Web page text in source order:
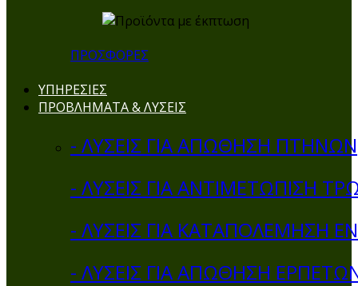
ΠΡΟΣΦΟΡΕΣ
ΥΠΗΡΕΣΙΕΣ
ΠΡΟΒΛΗΜΑΤΑ & ΛΥΣΕΙΣ
- ΛΥΣΕΙΣ ΓΙΑ ΑΠΩΘΗΣΗ ΠΤΗΝΩΝ
- ΛΥΣΕΙΣ ΓΙΑ ΑΝΤΙΜΕΤΩΠΙΣΗ
- ΛΥΣΕΙΣ ΓΙΑ ΚΑΤΑΠΟΛΕΜΗΣΗ
- ΛΥΣΕΙΣ ΓΙΑ ΑΠΩΘΗΣΗ